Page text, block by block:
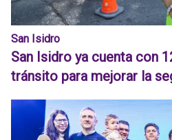
San Isidro
San Isidro ya cuenta con
tránsito para mejorar la